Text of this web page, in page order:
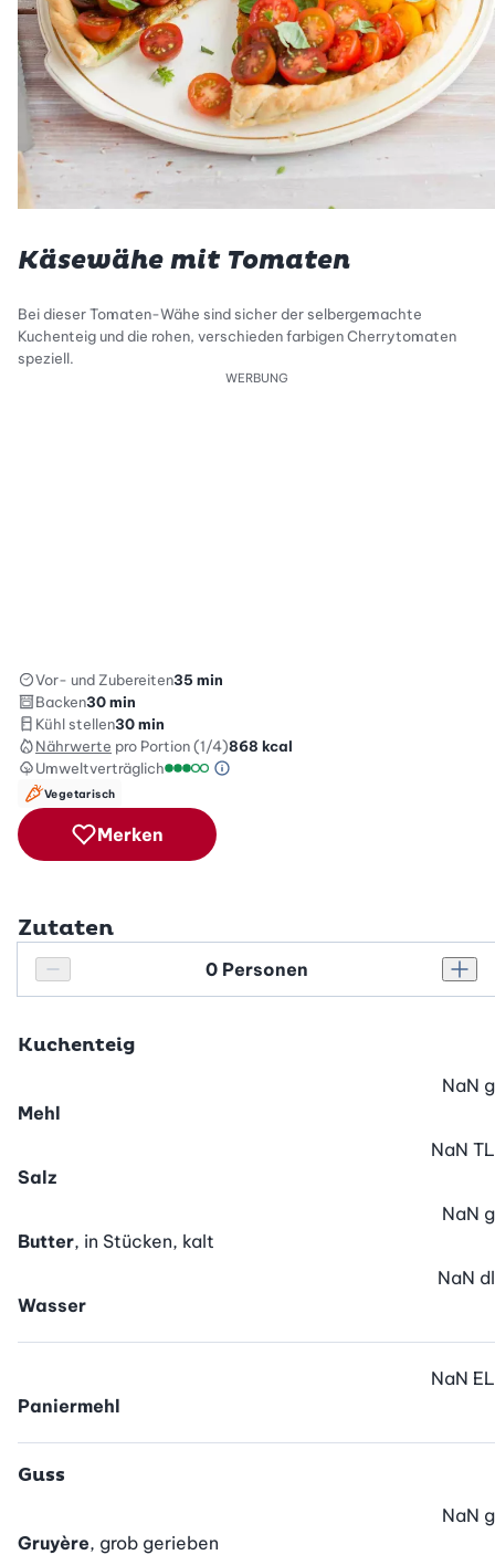
Käsewähe mit Tomaten
Bei dieser Tomaten-Wähe sind sicher der selbergemachte
Kuchenteig und die rohen, verschieden farbigen Cherrytomaten
speziell.
WERBUNG
Vor- und Zubereiten35 min
Backen30 min
Kühl stellen30 min
Nährwerte pro Portion (1/4)868 kcal
Umweltverträglich
Green Betty Skala Info
Vegetarisch
Merken
Zutaten
Personenanzahl verringern
Personenanzahl
Kuchenteig
Mehl
NaN g
Salz
NaN TL
Butter, in Stücken, kalt
NaN g
Wasser
NaN dl
Paniermehl
NaN EL
Guss
Gruyère, grob gerieben
NaN g